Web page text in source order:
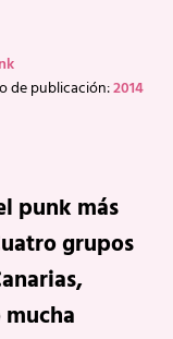
de publicación:2014
punk más
grupos